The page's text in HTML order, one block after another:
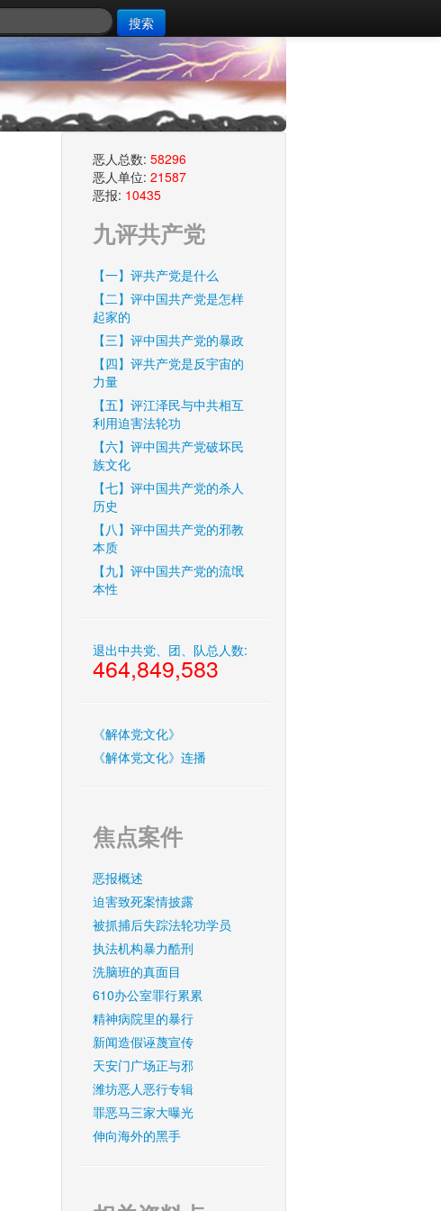
搜索
恶人总数: 58296
恶人单位: 21587
恶报: 10435
九评共产党
【一】评共产党是什么
【二】评中国共产党是怎样
起家的
【三】评中国共产党的暴政
【四】评共产党是反宇宙的
力量
【五】评江泽民与中共相互
利用迫害法轮功
【六】评中国共产党破坏民
族文化
【七】评中国共产党的杀人
历史
【八】评中国共产党的邪教
本质
【九】评中国共产党的流氓
本性
退出中共党、团、队总人数:
464,849,583
《解体党文化》
《解体党文化》连播
焦点案件
恶报概述
迫害致死案情披露
被抓捕后失踪法轮功学员
执法机构暴力酷刑
洗脑班的真面目
610办公室罪行累累
精神病院里的暴行
新闻造假诬蔑宣传
天安门广场正与邪
潍坊恶人恶行专辑
罪恶马三家大曝光
伸向海外的黑手